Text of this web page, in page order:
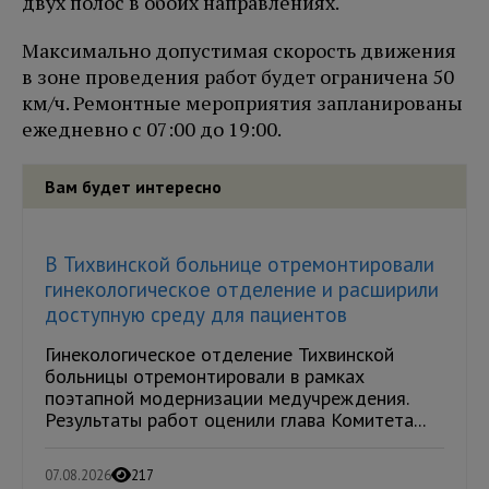
Максимально допустимая скорость движения
в зоне проведения работ будет ограничена 50
км/ч. Ремонтные мероприятия запланированы
ежедневно с 07:00 до 19:00.
Вам будет интересно
В Тихвинской больнице отремонтировали
гинекологическое отделение и расширили
доступную среду для пациентов
Гинекологическое отделение Тихвинской
больницы отремонтировали в рамках
поэтапной модернизации медучреждения.
Результаты работ оценили глава Комитета...
07.08.2026 217